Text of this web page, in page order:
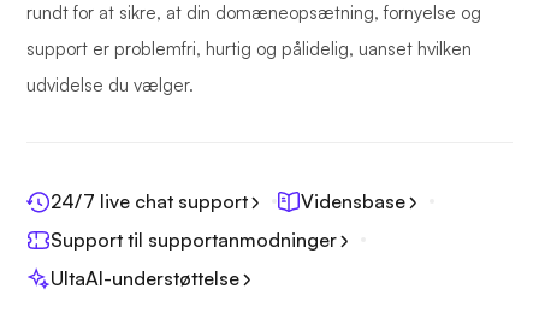
rundt for at sikre, at din domæneopsætning, fornyelse og
support er problemfri, hurtig og pålidelig, uanset hvilken
udvidelse du vælger.
24/7 live chat support
Vidensbase
Support til supportanmodninger
UltaAI-understøttelse